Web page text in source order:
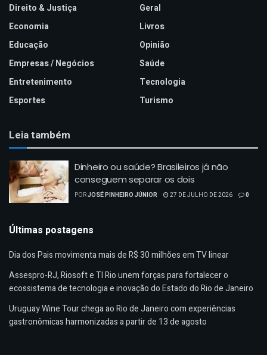
Direito & Justiça
Economia
Educação
Empresas / Negócios
Entretenimento
Esportes
Geral
Livros
Opinião
Saúde
Tecnologia
Turismo
Leia também
Dinheiro ou saúde? Brasileiros já não
conseguem separar os dois
PORJOSÉ PINHEIRO JÚNIOR 27 DE JULHO DE 2026 0
Últimas postagens
Dia dos Pais movimenta mais de R$ 30 milhões em TV linear
Assespro-RJ, Riosoft e TI Rio unem forças para fortalecer o
ecossistema de tecnologia e inovação do Estado do Rio de Janeiro
Uruguay Wine Tour chega ao Rio de Janeiro com experiências
gastronômicas harmonizadas a partir de 13 de agosto